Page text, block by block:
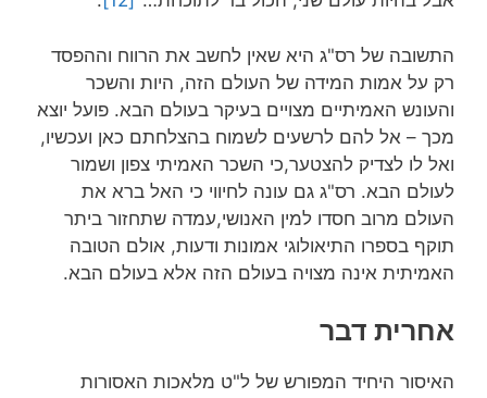
התשובה של רס"ג היא שאין לחשב את הרווח וההפסד
רק על אמות המידה של העולם הזה, היות והשכר
והעונש האמיתיים מצויים בעיקר בעולם הבא. פועל יוצא
מכך – אל להם לרשעים לשמוח בהצלחתם כאן ועכשיו,
ואל לו לצדיק להצטער,כי השכר האמיתי צפון ושמור
לעולם הבא. רס"ג גם עונה לחיווי כי האל ברא את
העולם מרוב חסדו למין האנושי,עמדה שתחזור ביתר
תוקף בספרו התיאולוגי אמונות ודעות, אולם הטובה
האמיתית אינה מצויה בעולם הזה אלא בעולם הבא.
אחרית דבר
האיסור היחיד המפורש של ל"ט מלאכות האסורות